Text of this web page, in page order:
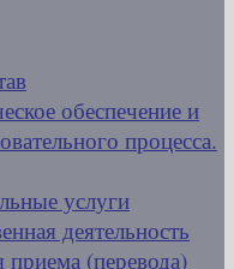
обеспечение и
процесса.
услуги
деятельность
приема (перевода)